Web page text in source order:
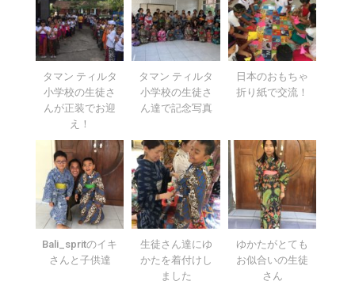
タマン ティルタ
小学校の生徒さ
んが正装でお迎
え！
タマン ティルタ
小学校の生徒さ
ん達で記念写真
日本のおもちゃ
折り紙で交流！
Bali_spritのイキ
さんと子供達
生徒さん達にゆ
かたを着付けし
ました
ゆかたがとても
お似合いの生徒
さん